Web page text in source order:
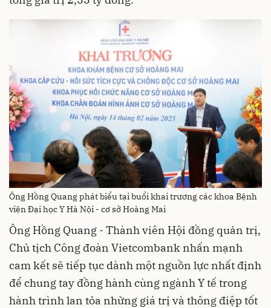
Ông Hồng Quang phát biểu tại buổi khai trương các khoa Bệnh
viện Đại học Y Hà Nội - cơ sở Hoàng Mai
Ông Hồng Quang - Thành viên Hội đồng quản trị,
Chủ tịch Công đoàn Vietcombank nhấn mạnh
cam kết sẽ tiếp tục dành một nguồn lực nhất định
để chung tay đồng hành cùng ngành Y tế trong
hành trình lan tỏa những giá trị và thông điệp tốt